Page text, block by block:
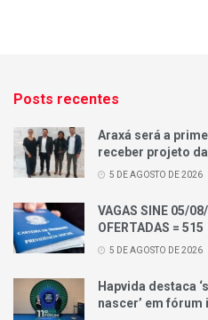
Posts recentes
Araxá será a
receber projeto
5 DE AGOSTO DE 2026
VAGAS SINE 05/
OFERTADAS = 515
5 DE AGOSTO DE 2026
Hapvida destaca
nascer’ em fórum